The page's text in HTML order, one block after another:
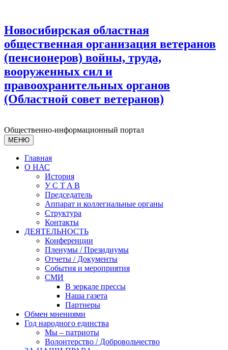
Новосибирская областная
общественная организация ветеранов
(пенсионеров) войны, труда,
вооруженных сил и
правоохранительных органов
(Областной совет ветеранов)
Общественно-информационный портал
МЕНЮ
Главная
О НАС
История
У С T A B
Председатель
Аппарат и коллегиальные органы
Структура
Контакты
ДЕЯТЕЛЬНОСТЬ
Конференции
Пленумы / Президиумы
Отчеты / Документы
События и мероприятия
СМИ
В зеркале прессы
Наша газета
Партнеры
Обмен мнениями
Год народного единства
Мы – патриоты
Волонтерство / Добровольчество